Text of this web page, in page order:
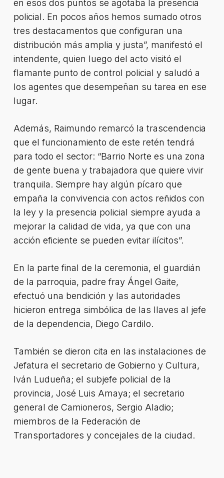
en esos dos puntos se agotaba la presencia
policial. En pocos años hemos sumado otros
tres destacamentos que configuran una
distribución más amplia y justa”, manifestó el
intendente, quien luego del acto visitó el
flamante punto de control policial y saludó a
los agentes que desempeñan su tarea en ese
lugar.
Además, Raimundo remarcó la trascendencia
que el funcionamiento de este retén tendrá
para todo el sector: “Barrio Norte es una zona
de gente buena y trabajadora que quiere vivir
tranquila. Siempre hay algún pícaro que
empaña la convivencia con actos reñidos con
la ley y la presencia policial siempre ayuda a
mejorar la calidad de vida, ya que con una
acción eficiente se pueden evitar ilícitos”.
En la parte final de la ceremonia, el guardián
de la parroquia, padre fray Ángel Gaite,
efectuó una bendición y las autoridades
hicieron entrega simbólica de las llaves al jefe
de la dependencia, Diego Cardilo.
También se dieron cita en las instalaciones de
Jefatura el secretario de Gobierno y Cultura,
Iván Ludueña; el subjefe policial de la
provincia, José Luis Amaya; el secretario
general de Camioneros, Sergio Aladio;
miembros de la Federación de
Transportadores y concejales de la ciudad.